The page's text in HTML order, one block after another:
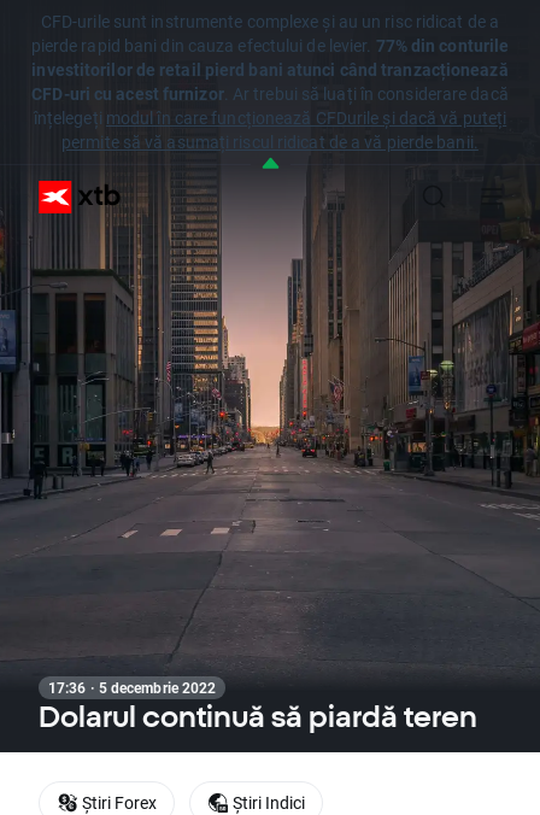
CFD-urile sunt instrumente complexe și au un risc ridicat de a
pierde rapid bani din cauza efectului de levier. 77% din conturile
investitorilor de retail pierd bani atunci când tranzacționează
CFD-uri cu acest furnizor. Ar trebui să luați în considerare dacă
înțelegeți modul în care funcționează CFDurile și dacă vă puteți
permite să vă asumați riscul ridicat de a vă pierde banii.
17:36 · 5 decembrie 2022
Dolarul continuă să piardă teren
Știri Forex Știri Indici